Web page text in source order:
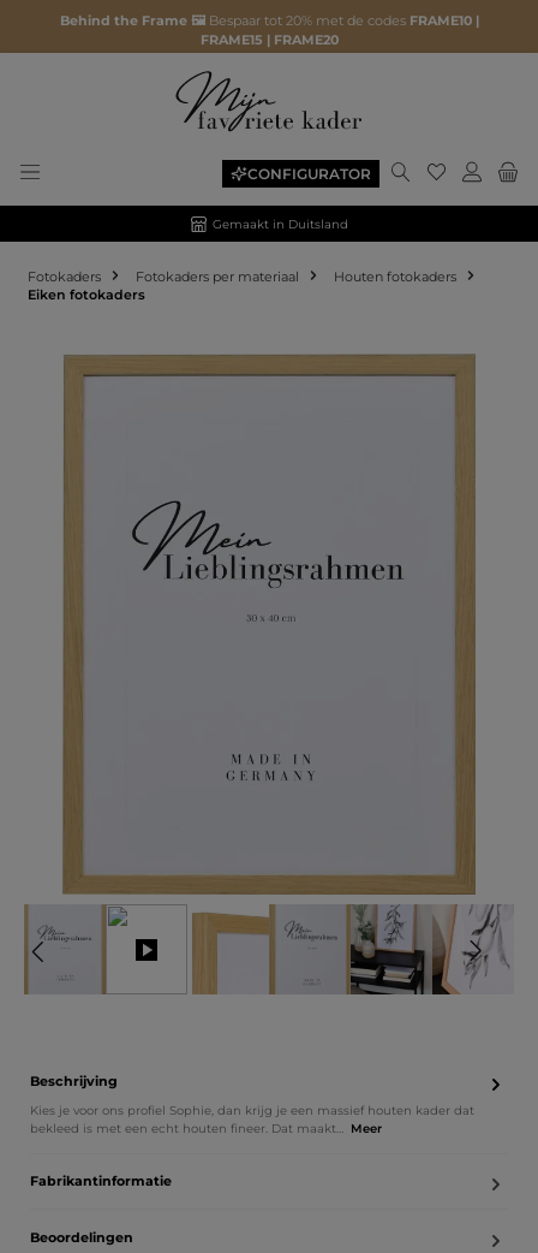
Behind the Frame 🖼️ Bespaar tot 20% met de codes FRAME10 |
FRAME15 | FRAME20
CONFIGURATOR
Gemaakt in Duitsland
Fotokaders Fotokaders per materiaal
Houten fotokaders
Eiken fotokaders
Beschrijving
Kies je voor ons profiel Sophie, dan krijg je een massief houten kader dat
bekleed is met een echt houten fineer. Dat maakt… Meer
Fabrikantinformatie
Beoordelingen